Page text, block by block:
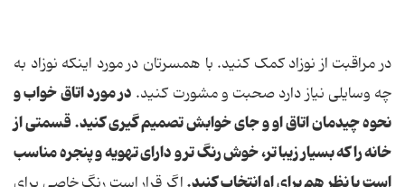
در مراقبت از نوزاد کمک کنید. با همسرتان در مورد اینکه نوزاد به
چه وسایلی نیاز دارد صحبت و مشورت کنید. در مورد اتاق خواب و
نحوه چیدمان اتاق او و جای خوابش تصمیم گیری کنید. قسمتی از
خانه را که بسیار زیبا تر، خوش رنگ تر و دارای تهویه و پنجره مناسب